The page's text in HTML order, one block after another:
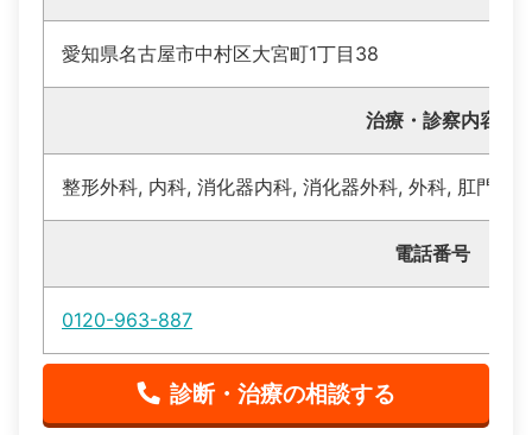
愛知県名古屋市中村区大宮町1丁目38
治療・診察内容
整形外科, 内科, 消化器内科, 消化器外科, 外科, 肛門科,
電話番号
0120-963-887
診断・治療の相談する